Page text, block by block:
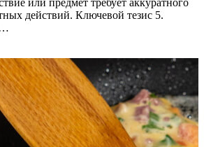
или предмет требует аккуратного
действий. Ключевой тезис 5.